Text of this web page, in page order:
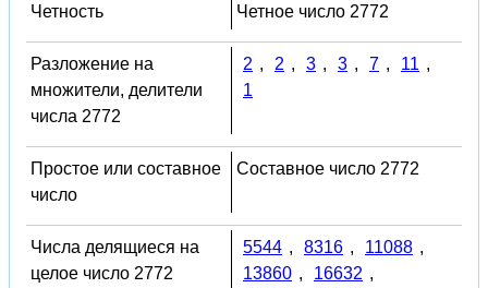
Четность Четное число 2772
Разложение на
множители, делители
числа 2772
2 , 2 , 3 , 3 , 7 , 11 ,
1
Простое или составное
число
Составное число 2772
Числа делящиеся на
целое число 2772
5544 , 8316 , 11088 ,
13860 , 16632 ,